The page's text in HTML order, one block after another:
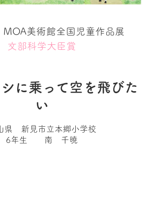
MOA美術館全国児童作品展
文部科学大臣賞
に乗って空を飛びた
い
県 新見市立本郷小学校
6年生 南 千暁